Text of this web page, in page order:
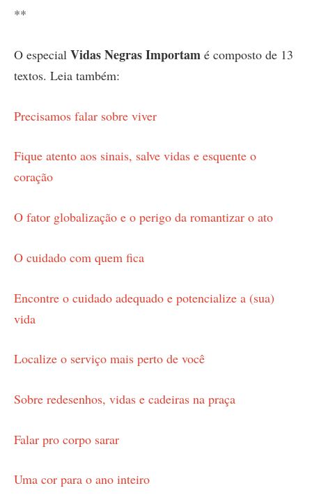
**
O especial Vidas Negras Importam é composto de 13
textos. Leia também:
Precisamos falar sobre viver
Fique atento aos sinais, salve vidas e esquente o
coração
O fator globalização e o perigo da romantizar o ato
O cuidado com quem fica
Encontre o cuidado adequado e potencialize a (sua)
vida
Localize o serviço mais perto de você
Sobre redesenhos, vidas e cadeiras na praça
Falar pro corpo sarar
Uma cor para o ano inteiro